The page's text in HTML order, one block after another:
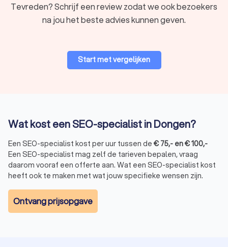
Tevreden? Schrijf een review zodat we ook bezoekers
na jou het beste advies kunnen geven.
Start met vergelijken
Wat kost een SEO-specialist in Dongen?
Een SEO-specialist kost per uur tussen de € 75,- en€100,-
Een SEO-specialist mag zelf de tarieven bepalen, vraag
daarom vooraf een offerte aan. Wat een SEO-specialist kost
heeft ook te maken met wat jouw specifieke wensen zijn.
Ontvang prijsopgave